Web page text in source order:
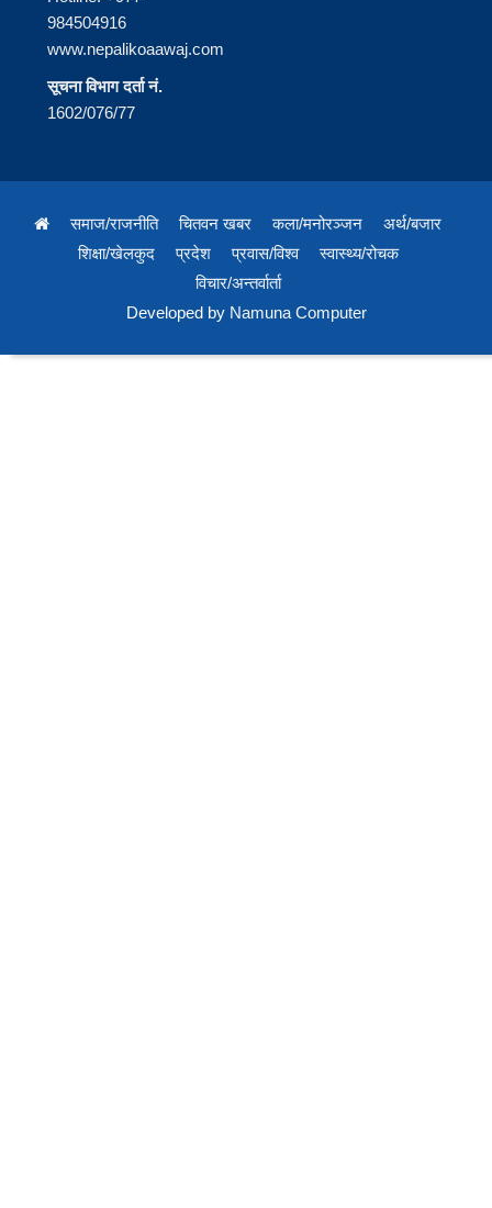
984504916
www.nepalikoaawaj.com
सूचना विभाग दर्ता नं.
1602/076/77
समाज/राजनीति चितवन खबर कला/मनोरञ्जन
अर्थ/बजार
शिक्षा/खेलकुद
प्रदेश प्रवास/विश्व
स्वास्थ्य/रोचक
विचार/अन्तर्वार्ता
Developed by Namuna Computer